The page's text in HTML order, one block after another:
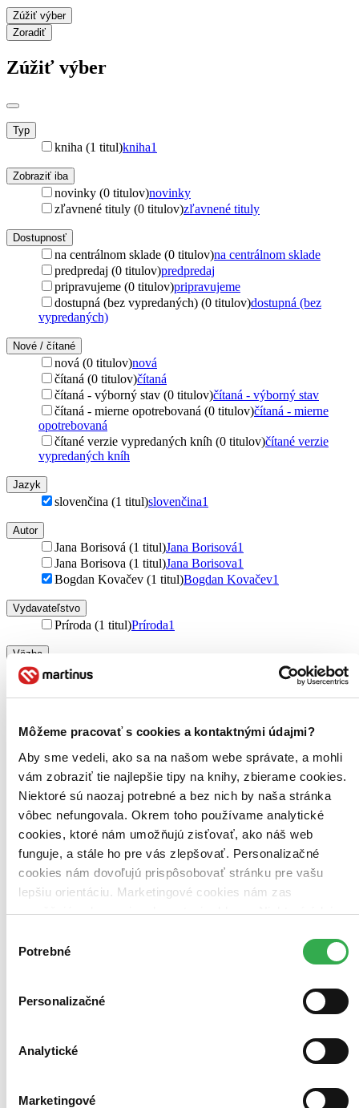
Môžeme pracovať s cookies a kontaktnými údajmi?
Aby sme vedeli, ako sa na našom webe správate, a mohli
vám zobraziť tie najlepšie tipy na knihy, zbierame cookies.
Niektoré sú naozaj potrebné a bez nich by naša stránka
vôbec nefungovala. Okrem toho používame analytické
cookies, ktoré nám umožňujú zisťovať, ako náš web
funguje, a stále ho pre vás zlepšovať. Personalizačné
cookies nám dovoľujú prispôsobovať stránku pre vašu
lepšiu orientáciu. Marketingové cookies nám zas
umožňujú zobrazenie relevantnej reklamy. Niektoré údaje
keby sme mohli používať všetky tieto cookies. Ďakujeme!
súhlasu
Potrebné
Personalizačné
Analytické
Marketingové
Zúžiť výber
Zoradiť
Zúžiť výber
Typ
kniha (1 titul)kniha1
Zobraziť iba
novinky (0 titulov)novinky
zľavnené tituly (0 titulov)zľavnené tituly
Dostupnosť
na centrálnom sklade (0 titulov)na centrálnom sklade
predpredaj (0 titulov)predpredaj
pripravujeme (0 titulov)pripravujeme
dostupná (bez vypredaných) (0 titulov)dostupná (bez
vypredaných)
Nové / čítané
nová (0 titulov)nová
čítaná (0 titulov)čítaná
čítaná - výborný stav (0 titulov)čítaná - výborný stav
čítaná - mierne opotrebovaná (0 titulov)čítaná - mierne
opotrebovaná
čítané verzie vypredaných kníh (0 titulov)čítané verzie
vypredaných kníh
Jazyk
slovenčina (1 titul)slovenčina1
Autor
Jana Borisová (1 titul)Jana Borisová1
Jana Borisova (1 titul)Jana Borisova1
Bogdan Kovačev (1 titul)Bogdan Kovačev1
Vydavateľstvo
Príroda (1 titul)Príroda1
Väzba
pevná väzba (1 titul)
Zúžiť výber
Zoradiť
Bestsellery
Top hodnotené
Novinky
Najdrahšie
Najlacnejšie
Autor Bogdan Kovačev